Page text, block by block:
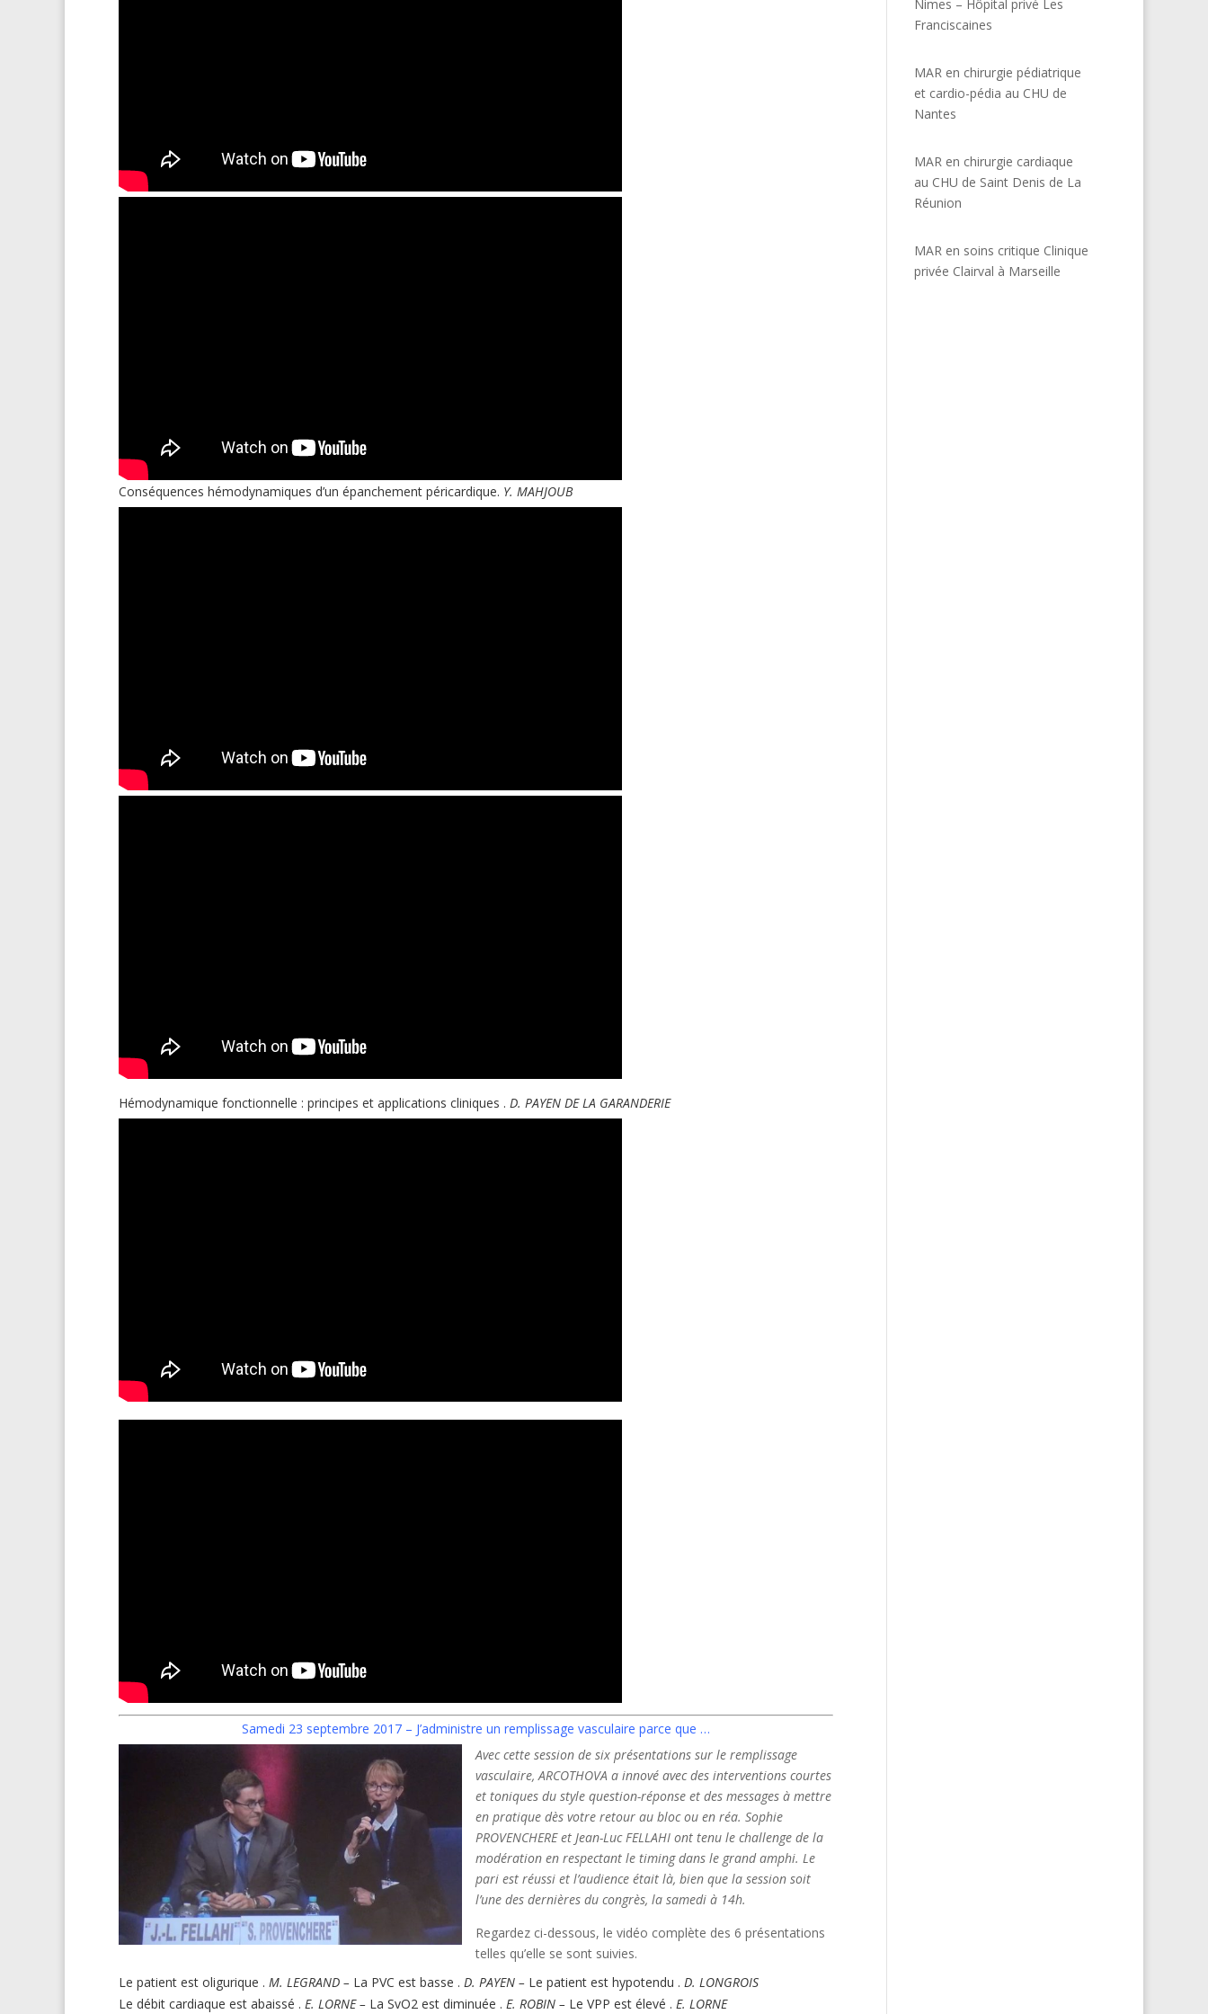
Conséquences hémodynamiques d’un épanchement péricardique. Y. MAHJOUB
Hémodynamique fonctionnelle : principes et applications cliniques . D. PAYEN DE LA GARANDERIE
Samedi 23 septembre 2017 – J’administre un remplissage vasculaire parce que …
Avec cette session de six présentations sur le remplissage
vasculaire, ARCOTHOVA a innové avec des interventions courtes
et toniques du style question-réponse et des messages à mettre
en pratique dès votre retour au bloc ou en réa. Sophie
PROVENCHEREet Jean-Luc FELLAHI ont tenu le challenge de la
modération en respectant le timing dans le grand amphi. Le
pari est réussi et l’audience était là, bien que la session soit
l’une des dernières du congrès, la samedi à 14h.
Regardez ci-dessous, le vidéo complète des 6 présentations
telles qu’elle se sont suivies.
Le patient est oligurique . M. LEGRAND – La PVC est basse . D. PAYEN – Le patient est hypotendu . D. LONGROIS
Le débit cardiaque est abaissé . E. LORNE – La SvO2 est diminuée . E. ROBIN – Le VPP est élevé . E. LORNE
Nimes – Hôpital privé Les
Franciscaines
MAR en chirurgie pédiatrique
et cardio-pédia au CHU de
Nantes
MAR en chirurgie cardiaque
au CHU de Saint Denis de La
Réunion
MAR en soins critique Clinique
privée Clairval à Marseille